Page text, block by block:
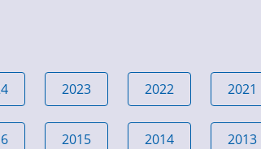
2023 2022 2021
2015 2014 2013